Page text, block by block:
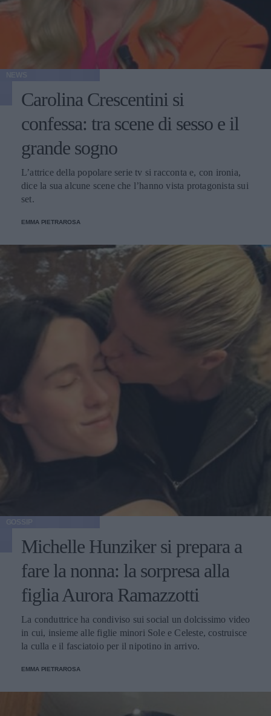
Carolina Crescentini si
confessa: tra scene di sesso e il
grande sogno
L’attrice della popolare serie tv si racconta e, con ironia,
dice la sua alcune scene che l’hanno vista protagonista sui
set.
EMMA PIETRAROSA
Michelle Hunziker si prepara a
fare la nonna: la sorpresa alla
figlia Aurora Ramazzotti
La conduttrice ha condiviso sui social un dolcissimo video
in cui, insieme alle figlie minori Sole e Celeste, costruisce
la culla e il fasciatoio per il nipotino in arrivo.
EMMA PIETRAROSA